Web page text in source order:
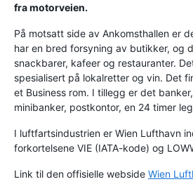
fra motorveien.
På motsatt side av Ankomsthallen er
har en bred forsyning av butikker, og
snackbarer, kafeer og restauranter.
spesialisert på lokalretter og vin. Det
et Business rom. I tillegg er det
minibanker, postkontor, en 24 timer
I luftfartsindustrien er Wien Lufthavn
forkortelsene VIE (IATA-kode) og
Link til den offisielle webside Wien